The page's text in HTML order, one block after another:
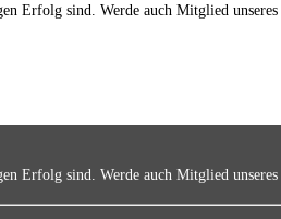
Erfolg sind. Werde auch Mitglied
Erfolg sind. Werde auch Mitglied